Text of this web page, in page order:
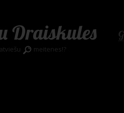
Draiskules
meitenes!?